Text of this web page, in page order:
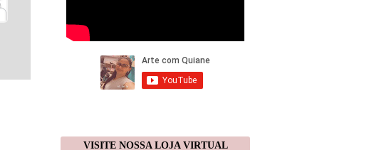
VISITE NOSSA LOJA VIRTUAL